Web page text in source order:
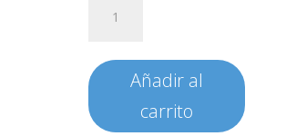
DELL
5570
-
Ci7
cantidad
Añadir al
carrito